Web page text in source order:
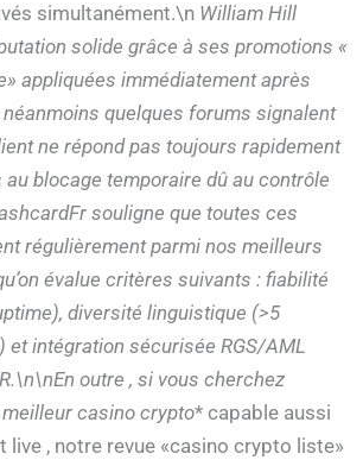
simultanément.\n William Hill
solide grâce à ses promotions «​
appliquées immédiatement après
quelques forums signalent
ne répond pas toujours rapidement
blocage temporaire dû au contrôle
souligne que toutes ces
régulièrement parmi nos meilleurs
évalue critères suivants : fiabilité
diversité linguistique (>5
et intégration sécurisée RGS/AML
outre , si vous cherchez
casino crypto* capable aussi
, notre revue «casino crypto liste»